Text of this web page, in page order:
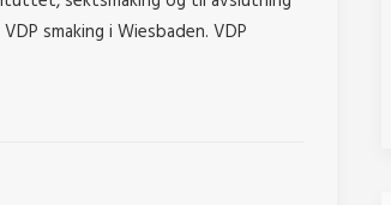
smaking i Wiesbaden. VDP